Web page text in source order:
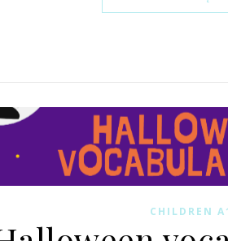
CHILDREN